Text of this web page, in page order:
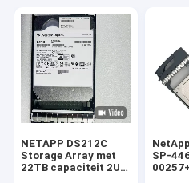
NETAPP DS212C
Storage Array met
22TB capaciteit 2U
SP-